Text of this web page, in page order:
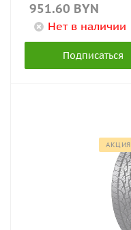
951.60 BYN
Нет в наличии
Подписаться
АКЦИЯ